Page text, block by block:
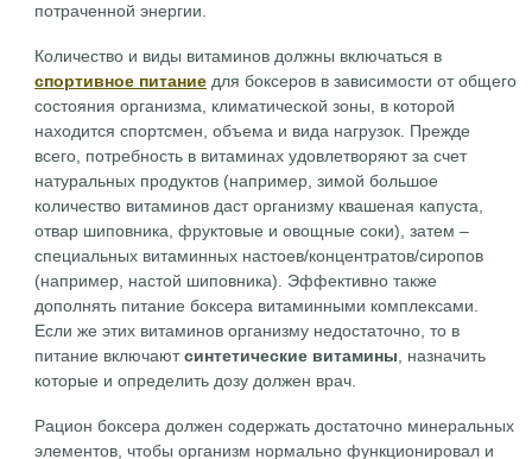
потраченной энергии.
Количество и виды витаминов должны включаться в
спортивное питание для боксеров в зависимости от общего
состояния организма, климатической зоны, в которой
находится спортсмен, объема и вида нагрузок. Прежде
всего, потребность в витаминах удовлетворяют за счет
натуральных продуктов (например, зимой большое
количество витаминов даст организму квашеная капуста,
отвар шиповника, фруктовые и овощные соки), затем –
специальных витаминных настоев/концентратов/сиропов
(например, настой шиповника). Эффективно также
дополнять питание боксера витаминными комплексами.
Если же этих витаминов организму недостаточно, то в
питание включаютсинтетические витамины , назначить
которые и определить дозу должен врач.
Рацион боксера должен содержать достаточно минеральных
элементов, чтобы организм нормально функционировал и